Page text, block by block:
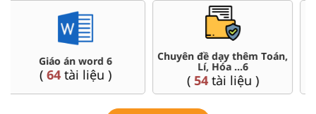
Đề thi HSG 6
(4tài liệu )
Trắc nghiệm đúng sai 6
(26tài liệu )